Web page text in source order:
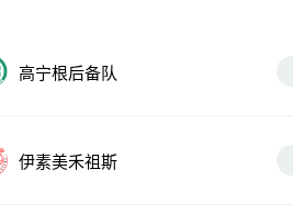
高宁根后备队
伊素美禾祖斯